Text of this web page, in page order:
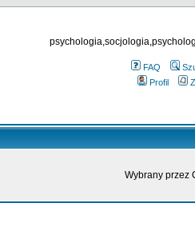
FAQ
Profil
Wybrany przez